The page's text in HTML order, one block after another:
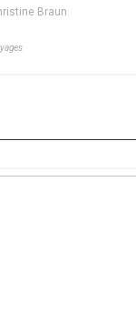
Braun